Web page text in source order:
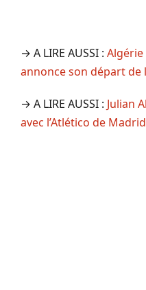
→ A LIRE AUSSI : Algérie
annonce son départ de
→ A LIRE AUSSI : Julian
avec l’Atlético de Madrid